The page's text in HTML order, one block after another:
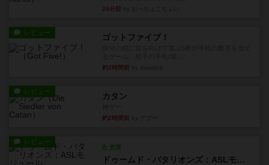
26分前
レビュー ゴットファイブ！
約2時間前
レビュー カタン
約2時間前
レビュー
充実
ドゥームド・バタリオンズ：ASLモジュール11